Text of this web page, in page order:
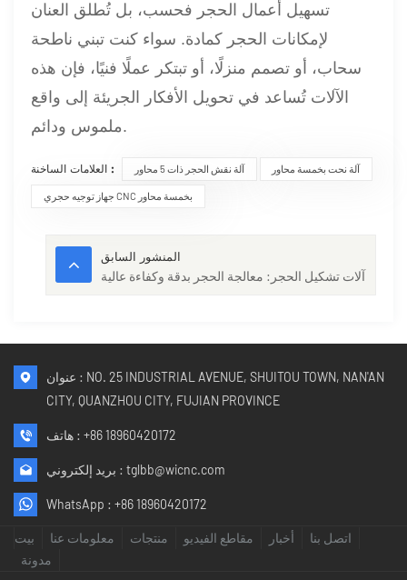
تسهيل أعمال الحجر فحسب، بل تُطلق العنان
لإمكانات الحجر كمادة. سواء كنت تبني ناطحة
سحاب، أو تصمم منزلًا، أو تبتكر عملًا فنيًا، فإن هذه
الآلات تُساعد في تحويل الأفكار الجريئة إلى واقع
ملموس ودائم.
العلامات الساخنة : آلة نقش الحجر ذات 5 محاور آلة نحت بخمسة محاور
جهاز توجيه حجري CNC بخمسة محاور
المنشور السابق
آلات تشكيل الحجر: معالجة الحجر بدقة وكفاءة عالية
عنوان : NO. 25 INDUSTRIAL AVENUE, SHUITOU TOWN, NAN'AN
CITY, QUANZHOU CITY, FUJIAN PROVINCE
هاتف : +86 18960420172
بريد إلكتروني : tglbb@wicnc.com
WhatsApp : +86 18960420172
بيت معلومات عنا منتجات مقاطع الفيديو أخبار
اتصل بنا
مدونة